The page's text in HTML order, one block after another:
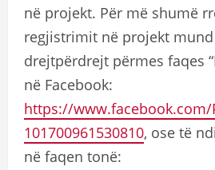
në projekt. Për më shumë
regjistrimit në projekt
drejtpërdrejt përmes faqes
në Facebook:
https://www.facebook.com/
101700961530810, ose të
në faqen tonë: